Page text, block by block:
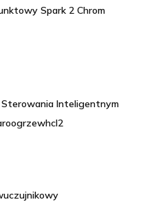
Spark 2 Chrom
Inteligentnym